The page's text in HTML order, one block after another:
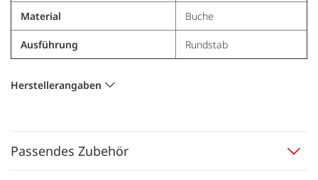
Material Buche
Ausführung Rundstab
Herstellerangaben
Passendes Zubehör